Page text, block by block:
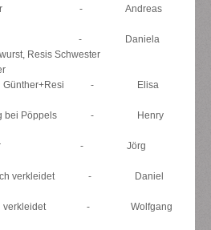
Meister - Andreas
- Daniela
Resis Schwester
von Günther+Resi - Elisa
bei Pöppels - Henry
Günther - Jörg
Mönch verkleidet - Daniel
verkleidet - Wolfgang